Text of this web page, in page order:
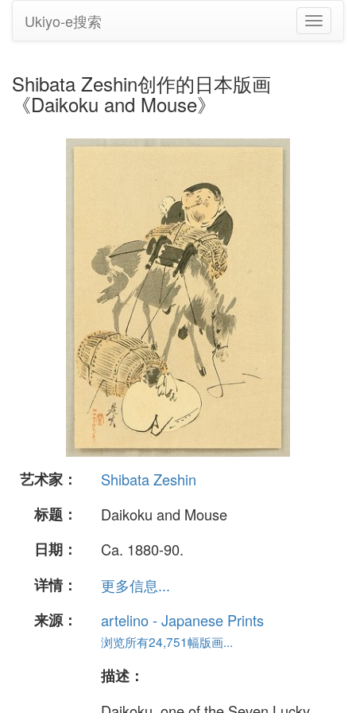
切
换
Ukiyo-e搜索
Shibata Zeshin创作的日本版画
《Daikoku and Mouse》
艺术家：
Shibata Zeshin
标题：
Daikoku and Mouse
日期：
Ca. 1880-90.
详情：
更多信息...
来源：
artelino - Japanese Prints
浏览所有24,751幅版画...
描述：